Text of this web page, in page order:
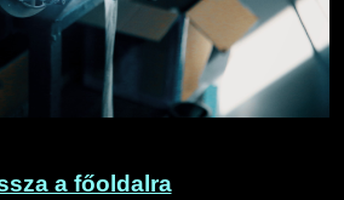
a főoldalra